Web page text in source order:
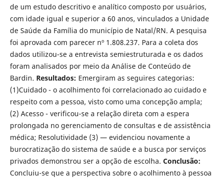
de um estudo descritivo e analítico composto por usuários,
com idade igual e superior a 60 anos, vinculados a Unidade
de Saúde da Família do município de Natal/RN. A pesquisa
foi aprovada com parecer nº 1.808.237. Para a coleta dos
dados utilizou-se a entrevista semiestruturada e os dados
foram analisados por meio da Análise de Conteúdo de
Bardin. Resultados: Emergiram as seguires categorias:
(1)Cuidado - o acolhimento foi correlacionado ao cuidado e
respeito com a pessoa, visto como uma concepção ampla;
(2) Acesso - verificou-se a relação direta com a espera
prolongada no gerenciamento de consultas e de assistência
médica; Resolutividade (3) — evidenciou novamente a
burocratização do sistema de saúde e a busca por serviços
privados demonstrou ser a opção de escolha. Conclusão:
Concluiu-se que a perspectiva sobre o acolhimento à pessoa